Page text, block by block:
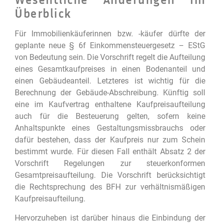
Überblick
Für Immobilienkäuferinnen bzw. -käufer dürfte der
geplante neue § 6f Einkommensteuergesetz – EStG
von Bedeutung sein. Die Vorschrift regelt die Aufteilung
eines Gesamtkaufpreises in einen Bodenanteil und
einen Gebäudeanteil. Letzteres ist wichtig für die
Berechnung der Gebäude-Abschreibung. Künftig soll
eine im Kaufvertrag enthaltene Kaufpreisaufteilung
auch für die Besteuerung gelten, sofern keine
Anhaltspunkte eines Gestaltungsmissbrauchs oder
dafür bestehen, dass der Kaufpreis nur zum Schein
bestimmt wurde. Für diesen Fall enthält Absatz 2 der
Vorschrift Regelungen zur steuerkonformen
Gesamtpreisaufteilung. Die Vorschrift berücksichtigt
die Rechtsprechung des BFH zur verhältnismäßigen
Kaufpreisaufteilung.
Hervorzuheben ist darüber hinaus die Einbindung der